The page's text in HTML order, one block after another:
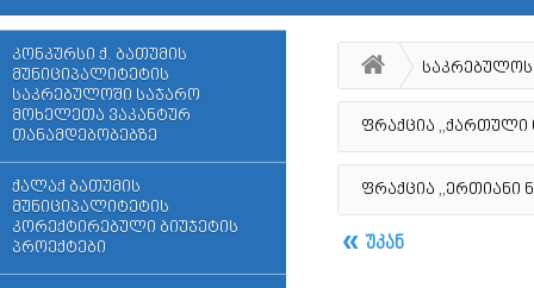
კონკურსი ქ. ბათუმის
მუნიციპალიტეტის
საკრებულოში საჯარო
მოხელეთა ვაკანტურ
თანამდებობებზე
ქალაქ ბათუმის
მუნიციპალიტეტის
კორექტირებული ბიუჯეტის
პროექტები
ფრაქცია
ფრაქცია ,,ერთიანი
უკან